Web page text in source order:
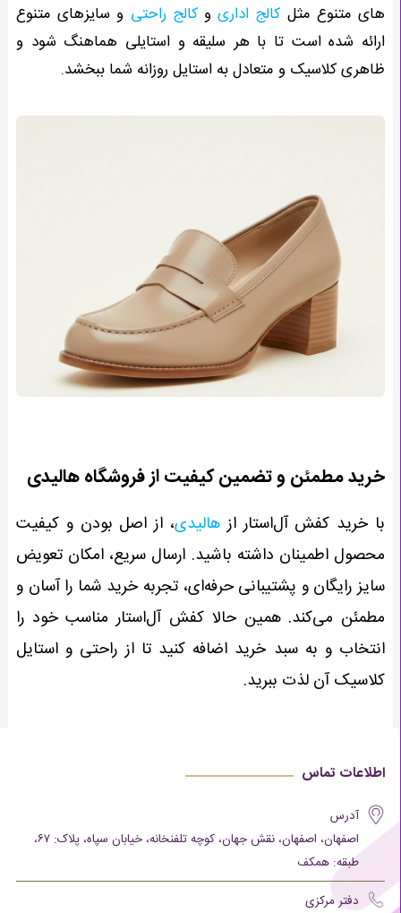
های متنوع مثل کالج اداریوکالج راحتی و سایزهای متنوع
ارائه شده است تا با هر سلیقه و استایلی هماهنگ شود و
ظاهری کلاسیک و متعادل به استایل روزانه شما ببخشد.
خرید مطمئن و تضمین کیفیت از فروشگاه هالیدی
با خرید کفش آل‌استار از هالیدی، از اصل بودن و کیفیت
محصول اطمینان داشته باشید. ارسال سریع، امکان تعویض
سایز رایگان و پشتیبانی حرفه‌ای، تجربه خرید شما را آسان و
مطمئن می‌کند. همین حالا کفش آل‌استار مناسب خود را
انتخاب و به سبد خرید اضافه کنید تا از راحتی و استایل
کلاسیک آن لذت ببرید.
اطلاعات تماس
آدرس
اصفهان، اصفهان، نقش جهان، کوچه تلفنخانه، خیابان سپاه، پلاک: ۶۷،
طبقه: همکف
دفتر مرکزی